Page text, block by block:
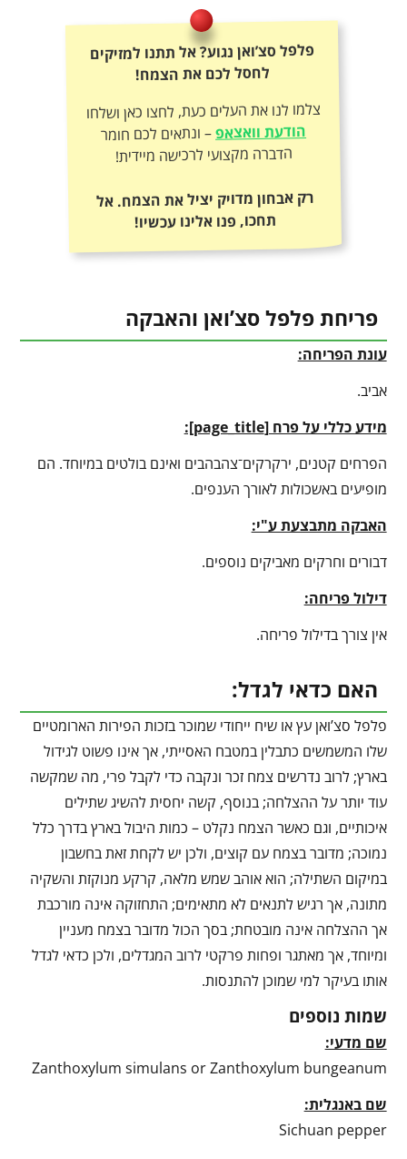
פלפל סצ’ואן נגוע? אל תתנו למזיקים
לחסל לכם את הצמח!
צלמו לנו את העלים כעת, לחצו כאן ושלחו
הודעת וואצאפ– ונתאים לכם חומר
הדברה מקצועי לרכישה מיידית!
רק אבחון מדויק יציל את הצמח. אל
תחכו, פנו אלינו עכשיו!
פריחת פלפל סצ’ואן והאבקה
עונת הפריחה:
אביב.
מידע כללי על פרח [page_title
]:
הפרחים קטנים, ירקרקים־צהבהבים ואינם בולטים במיוחד. הם
מופיעים באשכולות לאורך הענפים.
האבקה מתבצעת ע"י:
דבורים וחרקים מאביקים נוספים.
דילול פריחה:
אין צורך בדילול פריחה.
האם כדאי לגדל:
פלפל סצ’ואן עץ או שיח ייחודי שמוכר בזכות הפירות הארומטיים
שלו המשמשים כתבלין במטבח האסייתי, אך אינו פשוט לגידול
בארץ; לרוב נדרשים צמח זכר ונקבה כדי לקבל פרי, מה שמקשה
עוד יותר על ההצלחה; בנוסף, קשה יחסית להשיג שתילים
איכותיים, וגם כאשר הצמח נקלט – כמות היבול בארץ בדרך כלל
נמוכה; מדובר בצמח עם קוצים, ולכן יש לקחת זאת בחשבון
במיקום השתילה; הוא אוהב שמש מלאה, קרקע מנוקזת והשקיה
מתונה, אך רגיש לתנאים לא מתאימים; התחזוקה אינה מורכבת
אך ההצלחה אינה מובטחת; בסך הכול מדובר בצמח מעניין
ומיוחד, אך מאתגר ופחות פרקטי לרוב המגדלים, ולכן כדאי לגדל
אותו בעיקר למי שמוכן להתנסות.
שמות נוספים
שם מדעי:
Zanthoxylum simulans or Zanthoxylum bungeanum
שם באנגלית:
Sichuan pepper